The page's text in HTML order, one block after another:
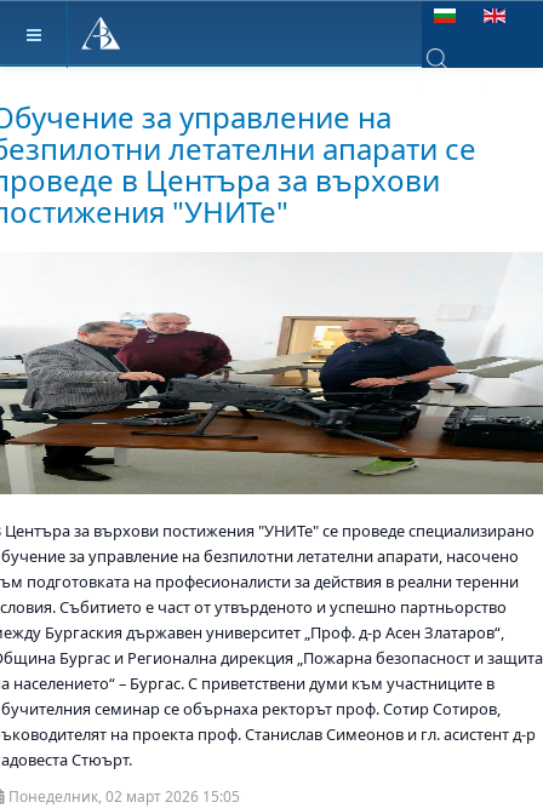
Изберете език
за управление на
летателни апарати се
в Центъра за върхови
"УНИТе"
Центъра за върхови постижения "УНИТе" се проведе специализирано
за управление на безпилотни летателни апарати, насочено
подготовката на професионалисти за действия в реални теренни
Събитието е част от утвърденото и успешно партньорство
Бургаския държавен университет „Проф. д-р Асен Златаров“,
Бургас и Регионална дирекция „Пожарна безопасност и защита
населението“ – Бургас. С приветствени думи към участниците в
семинар се обърнаха ректорът проф. Сотир Сотиров,
на проекта проф. Станислав Симеонов и гл. асистент д-р
Стюърт.
Понеделник, 02 март 2026 15:05